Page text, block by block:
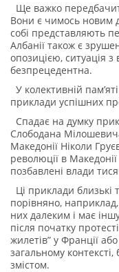
Ще важко
Вони є чимось новим
собі представляють
Албанії також є
опозицією, ситуація
безпрецедентна.
У колективній
приклади успішних
Спадає на думку
Слободана
Македонії Ніколи
революції в
позбавлені влади
Ці приклади близькі
порівняно,
них далеким і має
після початку
жилетів” у Франції
загальному
змістом.